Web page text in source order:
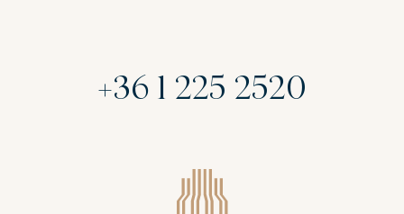
+36 1 225 2520